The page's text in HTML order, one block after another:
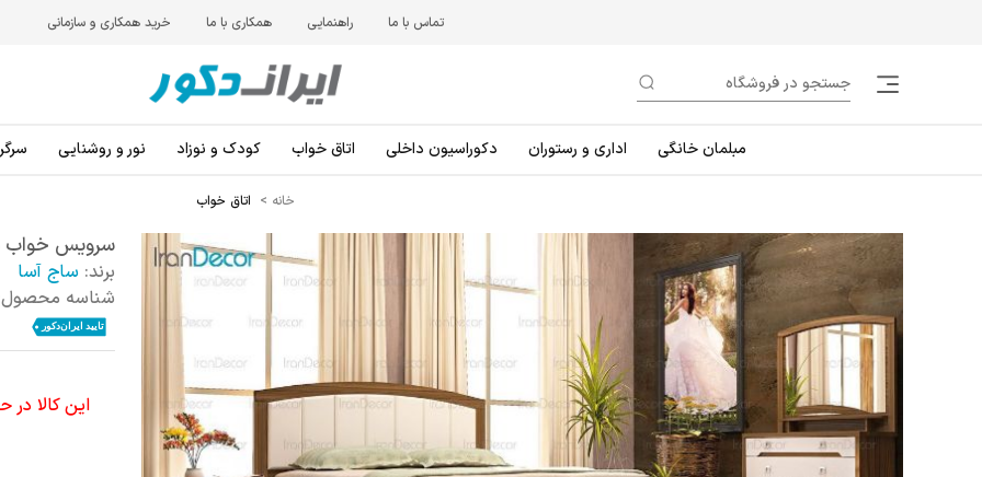
تماس با ما راهنمایی همکاری با ما خرید همکاری و سازمانی
مبلمان خانگی اداری و رستوران دکوراسیون داخلی اتاق خواب کودک و نوزاد نور و روشنایی
خانه > اتاق خواب
سرویس خواب
برند: ساج آسا
شناسه
این کالا